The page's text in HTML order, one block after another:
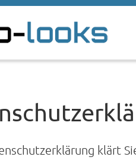
klärt